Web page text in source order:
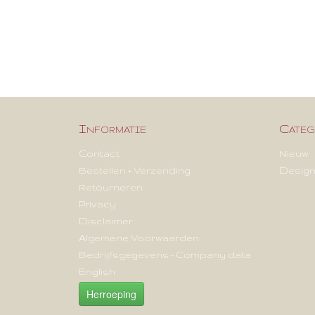
Informatie
Contact
Bestellen + Verzending
Retourneren
Privacy
Disclaimer
Algemene Voorwaarden
Bedrijfsgegevens - Company data
English
Herroeping
Nieuw